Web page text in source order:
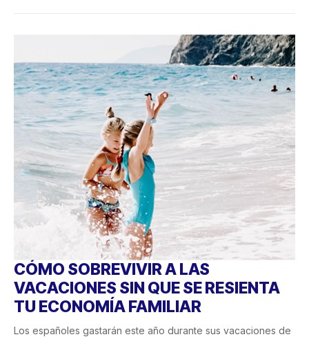
CÓMO SOBREVIVIR A LAS
VACACIONES SIN QUE SE RESIENTA
TU ECONOMÍA FAMILIAR
Los españoles gastarán este año durante sus vacaciones de